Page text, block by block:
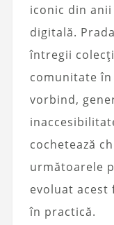
iconic din anii
digitală.
întregii
comunitate
vorbind,
cochetează
următoarele
evoluat acest
în practică.